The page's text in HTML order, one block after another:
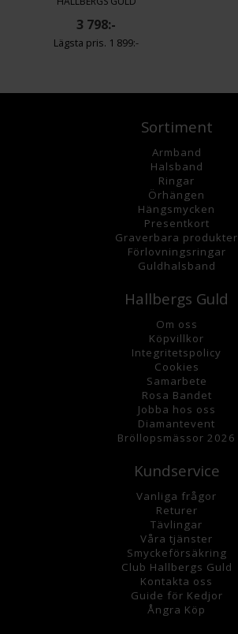
3 798:-
1 899:-
Sortiment
Armband
Halsband
Ringar
Örhängen
Hängsmycken
Presentkort
Graverbara produkter
Förlovningsringar
Guldhalsband
Hallbergs Guld
Om oss
Köpvillkor
Integritetspolicy
Cookies
Samarbete
Rosa Bandet
Jobba hos oss
Diamantevent
Bröllopsmässor 2026
Kundservice
Vanliga frågor
Returer
Tävlingar
Våra tjänster
Smyckeförsäkring
Club Hallbergs Guld
Kontakta oss
Guide för Kedjor
Ångra Köp